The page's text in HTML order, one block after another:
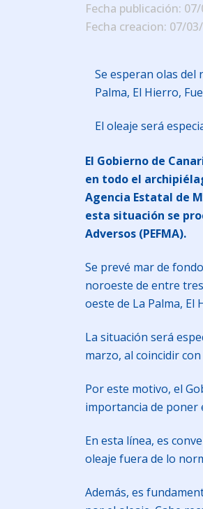
Fecha publicación:
Fecha creacion: 07/
Se esperan olas
Palma, El Hierro,
El oleaje será
El Gobierno de
en todo el
Agencia Estatal de
esta situación se
Adversos (PEFMA).
Se prevé mar de
noroeste de entre
oeste de La Palma,
La situación será
marzo, al coincidir
Por este motivo, el
importancia de poner
En esta línea, es
oleaje fuera de lo
Además, es